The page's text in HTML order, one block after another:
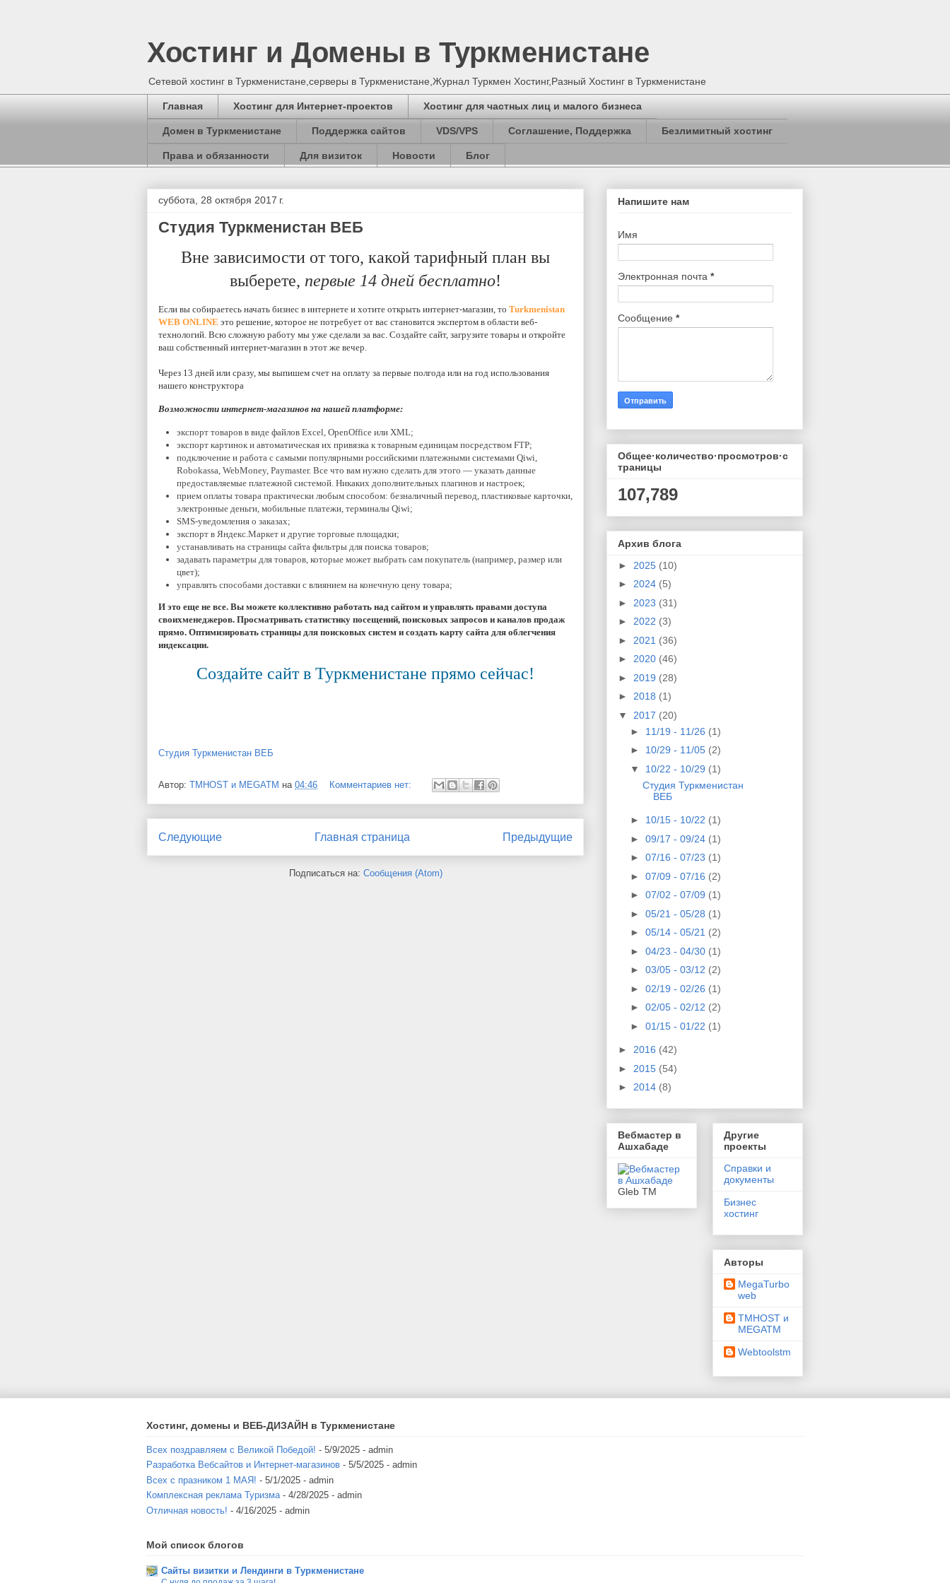
Хостинг и Домены в Туркменистане
Сетевой хостинг в Туркменистане,серверы в Туркменистане,Журнал Туркмен Хостинг,Разный Хостинг в Туркменистане
Главная Хостинг для Интернет-проектов Хостинг для частных лиц и малого бизнеса
Домен в Туркменистане Поддержка сайтов VDS/VPS Соглашение, Поддержка Безлимитный хостинг
Права и обязанности Для визиток Новости Блог
суббота, 28 октября 2017 г.
Студия Туркменистан ВЕБ
Вне зависимости от того, какой тарифный план вы
выберете, первые 14 дней бесплатно!
Если вы собираетесь начать бизнес в интернете и хотите открыть интернет-магазин, то Turkmenistan
WEB ONLINE это решение, которое не потребует от вас становится экспертом в области веб-
технологий. Всю сложную работу мы уже сделали за вас. Создайте сайт, загрузите товары и откройте
ваш собственный интернет-магазин в этот же вечер.
Через 13 дней или сразу, мы выпишем счет на оплату за первые полгода или на год использования
нашего конструктора
Возможности интернет-магазинов на нашей платформе:
экспорт товаров в виде файлов Excel, OpenOffice или XML;
экспорт картинок и автоматическая их привязка к товарным единицам посредством FTP;
подключение и работа с самыми популярными российскими платежными системами Qiwi,
Robokassa, WebMoney, Paymaster. Все что вам нужно сделать для этого — указать данные
предоставляемые платежной системой. Никаких дополнительных плагинов и настроек;
прием оплаты товара практически любым способом: безналичный перевод, пластиковые карточки,
электронные деньги, мобильные платежи, терминалы Qiwi;
SMS-уведомления о заказах;
экспорт в Яндекс.Маркет и другие торговые площадки;
устанавливать на страницы сайта фильтры для поиска товаров;
задавать параметры для товаров, которые может выбрать сам покупатель (например, размер или
цвет);
управлять способами доставки с влиянием на конечную цену товара;
И это еще не все. Вы можете коллективно работать над сайтом и управлять правами доступа
своихменеджеров. Просматривать статистику посещений, поисковых запросов и каналов продаж
прямо. Оптимизировать страницы для поисковых систем и создать карту сайта для облегчения
индексации.
Создайте сайт в Туркменистане прямо сейчас!
Студия Туркменистан ВЕБ
Автор: TMHOST и MEGATM на 04:46 Комментариев нет:
Следующие Предыдущие
Главная страница
Подписаться на: Сообщения (Atom)
Напишите нам
Имя
Электронная почта *
Сообщение *
Общее·количество·просмотров·с
траницы
107,789
Архив блога
► 2025 (10)
► 2024 (5)
► 2023 (31)
► 2022 (3)
► 2021 (36)
► 2020 (46)
► 2019 (28)
► 2018 (1)
▼ 2017 (20)
► 11/19 - 11/26 (1)
► 10/29 - 11/05 (2)
▼ 10/22 - 10/29 (1)
Студия Туркменистан
ВЕБ
► 10/15 - 10/22 (1)
► 09/17 - 09/24 (1)
► 07/16 - 07/23 (1)
► 07/09 - 07/16 (2)
► 07/02 - 07/09 (1)
► 05/21 - 05/28 (1)
► 05/14 - 05/21 (2)
► 04/23 - 04/30 (1)
► 03/05 - 03/12 (2)
► 02/19 - 02/26 (1)
► 02/05 - 02/12 (2)
► 01/15 - 01/22 (1)
► 2016 (42)
► 2015 (54)
► 2014 (8)
Вебмастер в
Ашхабаде
Gleb TM
Другие
проекты
Справки и
документы
Бизнес
хостинг
Авторы
MegaTurbo
web
TMHOST и
MEGATM
Webtoolstm
Хостинг, домены и ВЕБ-ДИЗАЙН в Туркменистане
Всех поздравляем с Великой Победой! - 5/9/2025 - admin
Разработка Вебсайтов и Интернет-магазинов - 5/5/2025 - admin
Всех с празником 1 МАЯ! - 5/1/2025 - admin
Комплексная реклама Туризма- 4/28/2025 - admin
Отличная новость! - 4/16/2025 - admin
Мой список блогов
Сайты визитки и Лендинги в Туркменистане